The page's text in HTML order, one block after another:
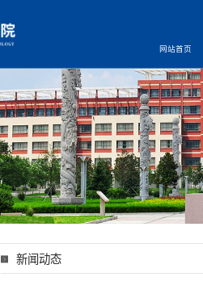
网站首页
新闻动态